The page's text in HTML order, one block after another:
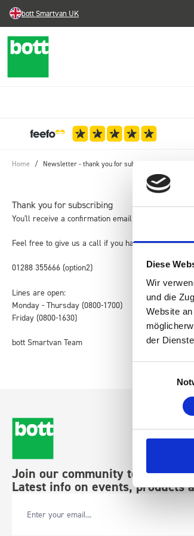
Diese
Wir
und die
Website
der
bott Smartvan UK
Home / Newsletter - thank you for subscribing
Thank you for subscribing
You'll receive a confirmation email shortly. Please
Feel free to give us a call if you have any questions.
01288 355666 (option2)
Lines are open:
Monday - Thursday (0800-1700)
Friday (0800-1630)
bott Smartvan Team
Join our community today.
Latest info on events, products
Email Address